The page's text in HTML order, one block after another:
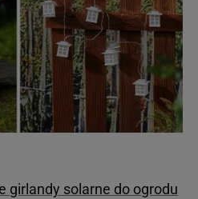
girlandy solarne do ogrodu